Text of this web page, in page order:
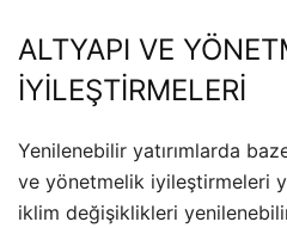
ALTYAPI VE
İYİLEŞTİRMELERİ
Yenilenebilir yatırımlarda
ve yönetmelik iyileştirmeleri
iklim değişiklikleri